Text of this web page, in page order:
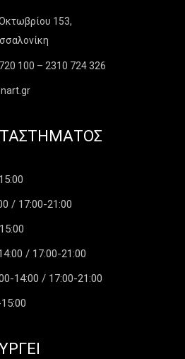
153,
100 – 2310 724 326
/ 17:00-21:00
/ 17:00-21:00
14:00 / 17:00-21:00